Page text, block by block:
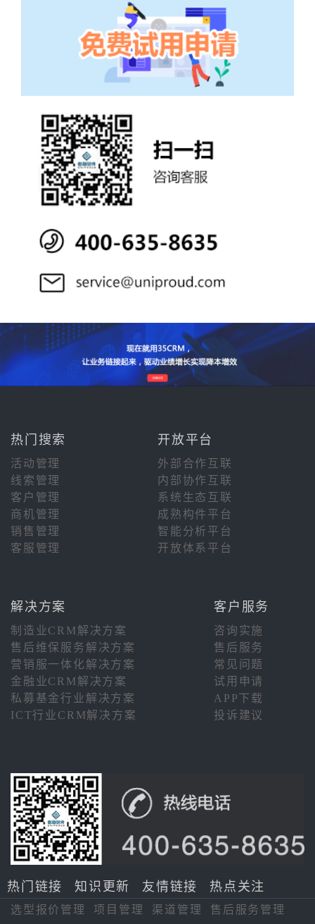
热门搜索 开放平台
活动管理
外部合作互联
线索管理
内部协作互联
客户管理
系统生态互联
商机管理
成熟构件平台
销售管理
智能分析平台
客服管理
开放体系平台
解决方案 客户服务
制造业CRM解决方案
咨询实施
售后维保服务解决方案
售后服务
营销服一体化解决方案
常见问题
金融业CRM解决方案
试用申请
私募基金行业解决方案
APP下载
ICT行业CRM解决方案
投诉建议
热门链接 知识更新 友情链接 热点关注
选型报价管理 项目管理 渠道管理
售后服务管理